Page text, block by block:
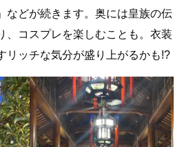
などが続きます。奥には皇族の伝
、コスプレを楽しむことも。衣装
リッチな気分が盛り上がるかも!?